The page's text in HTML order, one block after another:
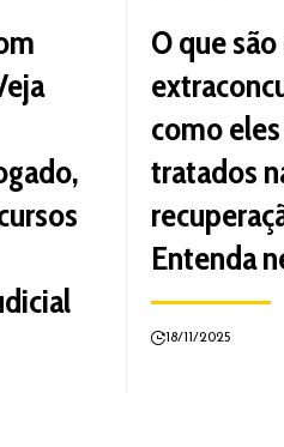
O que
como
tratados
Entenda
18/11/2025